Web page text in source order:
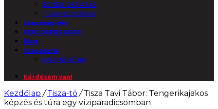
EGYÉNI OKTATÁS
TÚRAHELYSZÍNEK
Csapatépítés
EXPLORERS SHOP
Blog
Csapatunk
PARTNEREINK
Kérdésem van!
Kezdőlap / Tisza-tó /Tisza Tavi Tábor: Tengerikajakos
képzés és túra egy víziparadicsomban